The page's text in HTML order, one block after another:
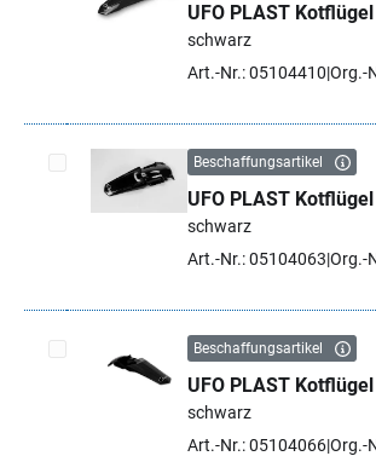
Artikel auswählen
UFO PLAST Kotflügel
schwarz
Art.-Nr.: 05104410 Org.-
Artikel auswählen
Beschaffungsartikel
UFO PLAST Kotflügel
schwarz
Art.-Nr.: 05104063 Org.-
Artikel auswählen
Beschaffungsartikel
UFO PLAST Kotflügel
schwarz
Art.-Nr.: 05104066Org.-